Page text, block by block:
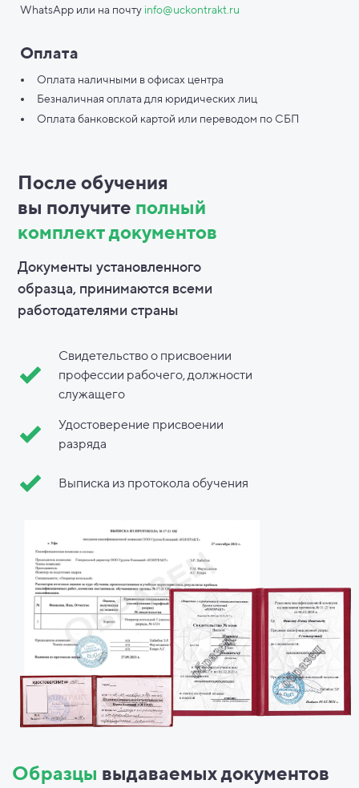
WhatsApp или на почту info@uckontrakt.ru
Оплата
Оплата наличными в офисах центра
Безналичная оплата для юридических лиц
Оплата банковской картой или переводом по СБП
После обучения
вы получите полный
комплект документов
Документы установленного
образца, принимаются всеми
работодателями страны
Свидетельство о присвоении
профессии рабочего, должности
служащего
Удостоверение присвоении
разряда
Выписка из протокола обучения
Образцы выдаваемых документов